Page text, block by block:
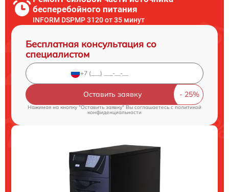
бесперебойного питания
INFORM DSPMP 3120 от 35 минут
Бесплатная консультация со
специалистом
Оставить заявку
Нажимая на кнопку "Оставить заявку" Вы соглашаетесь cполитикой
конфиденциальности